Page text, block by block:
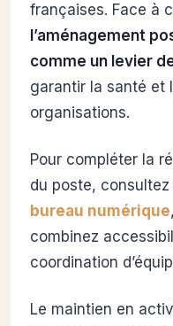
françaises. Face à
l’aménagement
comme un levier
garantir la santé et
organisations.
Pour compléter la
du poste, consultez
bureau numérique
combinez
coordination
Le maintien en